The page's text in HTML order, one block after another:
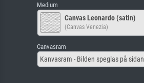
Medium
Canvas Leonardo (satin)
(Canvas Venezia)
Canvasram
Kanvasram - Bilden speglas på sidan